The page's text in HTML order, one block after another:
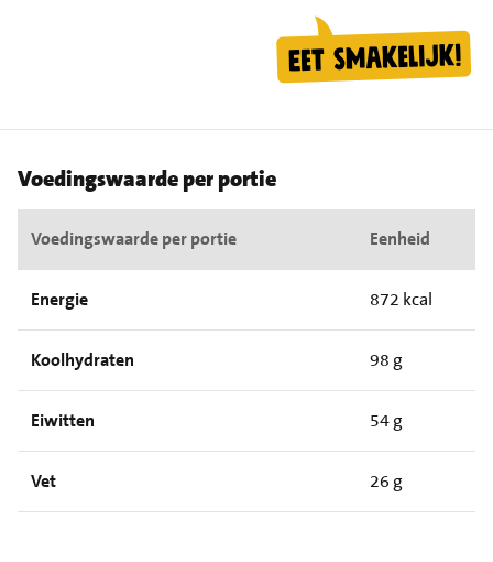
Voedingswaarde per portie
Voedingswaarde per portie Eenheid
Energie 872 kcal
Koolhydraten 98 g
Eiwitten 54 g
Vet 26 g